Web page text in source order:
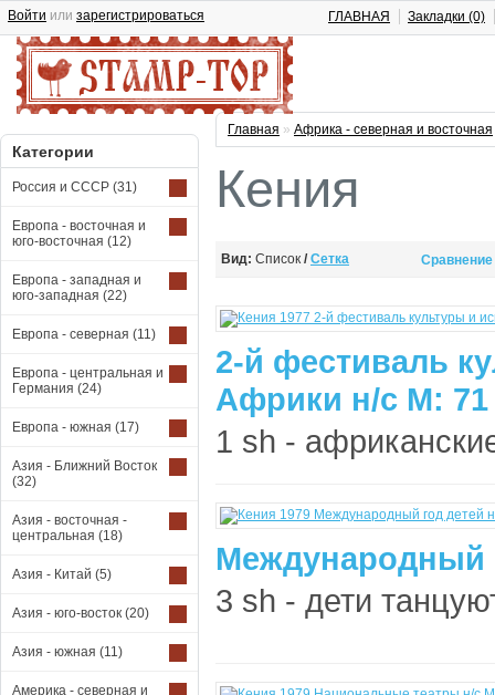
Войти или зарегистрироваться ГЛАВНАЯ Закладки (0)
Категории
Россия и СССР (31)
Европа - восточная и
юго-восточная (12)
Европа - западная и
юго-западная (22)
Европа - северная (11)
Европа - центральная и
Германия (24)
Европа - южная (17)
Азия - Ближний Восток
(32)
Азия - восточная -
центральная (18)
Азия - Китай (5)
Азия - юго-восток (20)
Азия - южная (11)
Америка - северная и
Главная » Африка - северная и восточная
Кения
Вид: Список / Сетка Сравнение
2-й фестиваль
Африки н/с М: 71
1 sh -
Международный
3 sh - дети